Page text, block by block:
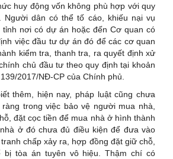
huy động vốn không phù hợp với quy
Người dân có thể tố cáo, khiếu nại vụ
tỉnh nơi có dự án hoặc đến Cơ quan có
việc đầu tư dự án đó để các cơ quan
kiểm tra, thanh tra, ra quyết định xử
chủ đầu tư theo quy định tại khoản
2017/NĐ-CP của Chính phủ.
thêm, hiện nay, pháp luật cũng chưa
trong việc bảo vệ người mua nhà,
đặt cọc tiền để mua nhà ở hình thành
ở đó chưa đủ điều kiện để đưa vào
chấp xảy ra, hợp đồng đặt giữ chỗ,
bị tòa án tuyên vô hiệu. Thậm chí có